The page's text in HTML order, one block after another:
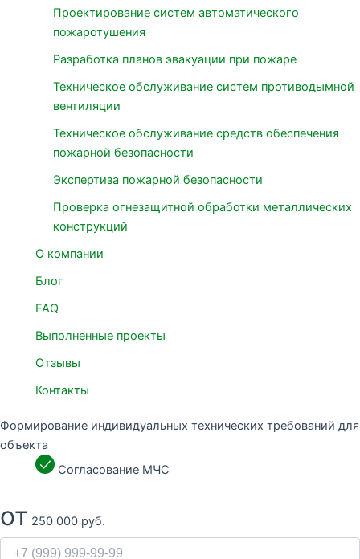
Проектирование систем автоматического
пожаротушения
Разработка планов эвакуации при пожаре
Техническое обслуживание систем противодымной
вентиляции
Техническое обслуживание средств обеспечения
пожарной безопасности
Экспертиза пожарной безопасности
Проверка огнезащитной обработки металлических
конструкций
О компании
Блог
FAQ
Выполненные проекты
Отзывы
Контакты
Формирование индивидуальных технических требований для
объекта
Согласование МЧС
от 250 000 руб.